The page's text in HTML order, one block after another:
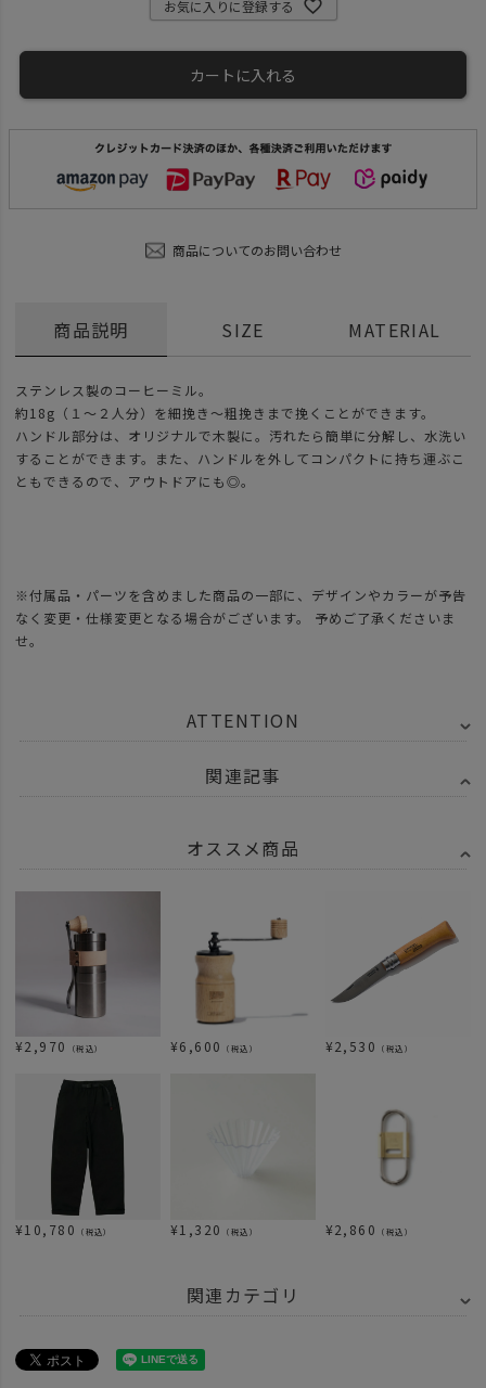
お気に入りに登録する
カートに入れる
商品についてのお問い合わせ
商品説明
ステンレス製のコーヒーミル。
約18g（１〜２人分）を細挽き〜粗挽きまで挽くことができます。
ハンドル部分は、オリジナルで木製に。汚れたら簡単に分解し、水洗い
することができます。また、ハンドルを外してコンパクトに持ち運ぶこ
ともできるので、アウトドアにも◎。
※付属品・パーツを含めました商品の一部に、デザインやカラーが予告
なく変更・仕様変更となる場合がございます。 予めご了承くださいま
せ。
SIZE MATERIAL
ATTENTION
関連記事
オススメ商品
¥2,970 （税込） ¥6,600 （税込） ¥2,530 （税込）
¥10,780 （税込） ¥1,320 （税込） ¥2,860 （税込）
関連カテゴリ
ITEM アウトドア・キャンプ用品